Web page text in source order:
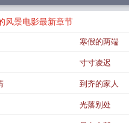
院”，带着一身洗得发白的衣裳和一本
世界。。“镜海学院”——国家最高权力机
入职“定国台”的唯一通道。人人皆知：
了提前接触“定国台”的领导；恋爱，是
定。她遇见了许清浅——那个有着初恋
自己所有的爱，换许清浅给自己爱。
、微笑弧度恰到好处的大二学长。他会
风景电影最新章节
寒假的两端
寸寸凌迟
到齐的家人
光落别处